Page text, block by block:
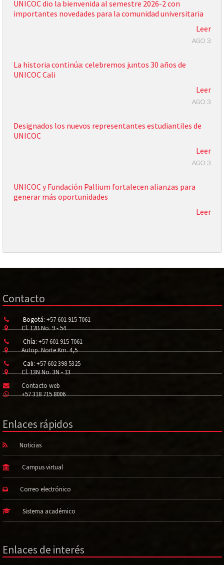
UNICOC dio la bienvenida al semestre 2026-2 con
importantes novedades para la comunidad universitaria
Leer
AGO 3
La historia continúa: celebremos juntos 30 años de
UNICOC Cali
Leer
AGO 3
Designados los nuevos representantes estudiantiles de
UNICOC
Leer
AGO 3
UNICOC y Fundación Pallium fortalecen alianzas para
generar más oportunidades
Leer
Contacto
Bogotá: +57 601 915 7061
Cl. 12B No. 9 - 54
Chía: +57 601 915 7061
Autop. Norte Km. 4,5
Cali: +57 602 398 5325
Cl. 13N No. 3N - 13
Contacto web
+57 318 715 8006
Enlaces rápidos
Noticias
Campus virtual
Correo electrónico
Sistema académico
Enlaces de interés